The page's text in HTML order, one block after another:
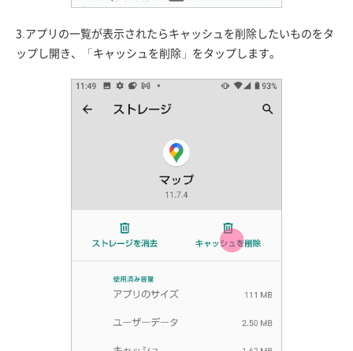
3.アプリの一覧が表示されたらキャッシュを削除したいものをタ
ップし開き、「キャッシュを削除」をタップします。